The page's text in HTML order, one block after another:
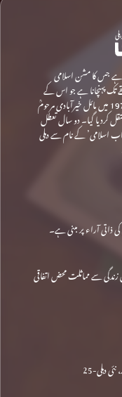
ہے جس کا مشن اسلامی
تک پہنچانا ہے جو اس کے
نصف کی نمائندہ ہے۔ حجاب کی داغ بیل رام پور میں 1970 میں مائل خیرآبادی مرحومؒ
کو منتقل کردیا گیا۔ دو سال تعطل
ثالث ‘حجاب اسلامی’ کے نام سے دہلی
ذاتی آراء پر مبنی ہے۔
سے مماثلت محض اتفاقی